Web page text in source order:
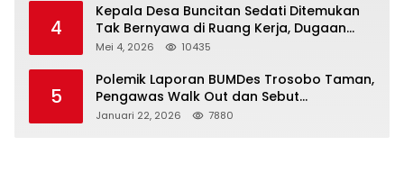
4
Kepala Desa Buncitan Sedati Ditemukan
Tak Bernyawa di Ruang Kerja, Dugaan
Bunuh Diri Menguat
Mei 4, 2026 10435
5
Polemik Laporan BUMDes Trosobo Taman,
Pengawas Walk Out dan Sebut
Kejanggalan
Januari 22, 2026 7880